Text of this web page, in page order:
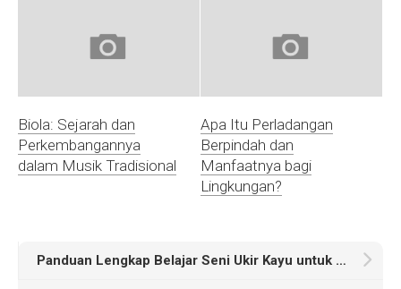
Biola: Sejarah dan
Perkembangannya
dalam Musik Tradisional
Apa Itu Perladangan
Berpindah dan
Manfaatnya bagi
Lingkungan?
Panduan Lengkap Belajar Seni Ukir Kayu untuk Pemula dan Ahli